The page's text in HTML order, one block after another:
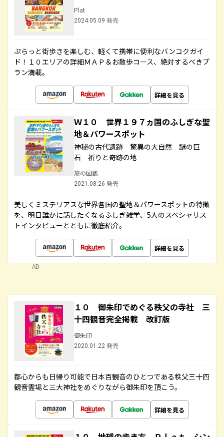
Plat
2024.05.09 発売
ぷらっと街歩きを楽しむ、軽くて携帯に便利なバンコクガイ
ド！１０エリアの詳細ＭＡＰ＆お散歩コース、絶対するべきプ
ラン満載。
詳細を見る
Ｗ１０ 世界１９７ヵ国のふしぎな聖
地＆パワースポット
神秘の古代遺跡 驚異の大自然 謎の巨
石 祈りと奇跡の地
旅の図鑑
2021.08.26 発売
美しくミステリアスな世界各国の聖地＆パワースポットの特徴
を、明日誰かに話したくなるふしぎ雑学、5人のスペシャリス
トインタビューとともに徹底紹介。
詳細を見る
AD
１０ 御朱印でめぐる秩父の寺社 三
十四観音完全掲載 改訂版
御朱印
2020.01.22 発売
都心からも日帰り可能で日本百観音のひとつである秩父三十四
観音霊場と三大神社をめぐりながら御朱印を頂こう。
詳細を見る